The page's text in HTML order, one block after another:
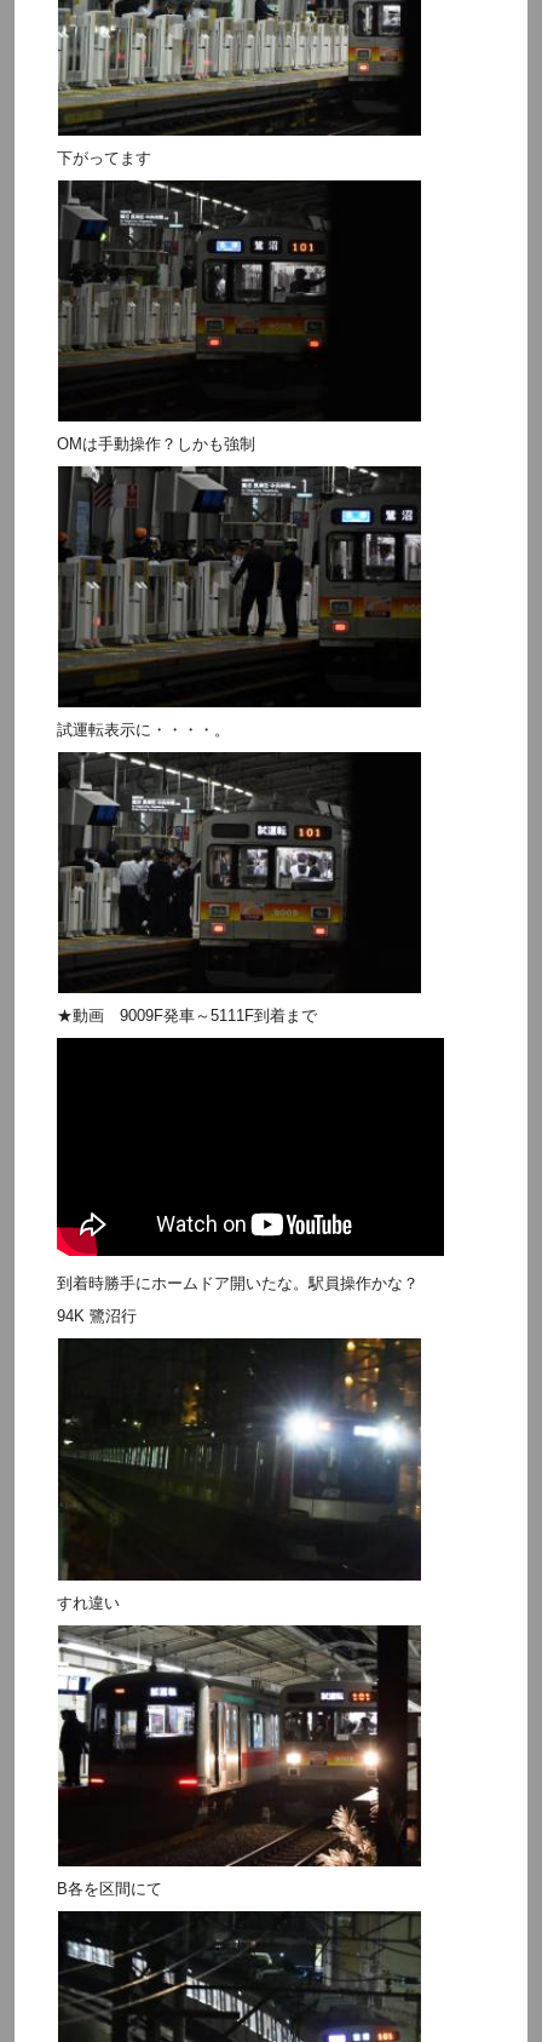
下がってます
OMは手動操作？しかも強制
試運転表示に・・・・。
★動画 9009F発車～5111F到着まで
到着時勝手にホームドア開いたな。駅員操作かな？
94K 鷺沼行
すれ違い
B各を区間にて